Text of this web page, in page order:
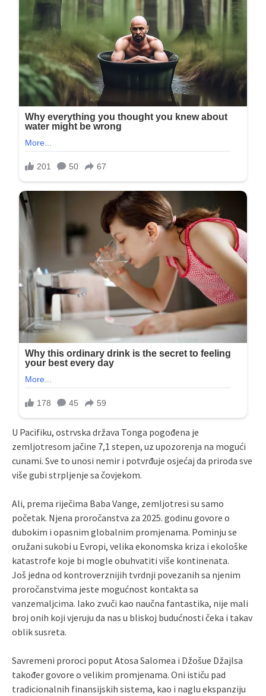
U Pacifiku, ostrvska država Tonga pogođena je
zemljotresom jačine 7,1 stepen, uz upozorenja na mogući
cunami. Sve to unosi nemir i potvrđuje osjećaj da priroda sve
više gubi strpljenje sa čovjekom.
Ali, prema riječima Baba Vange, zemljotresi su samo
početak. Njena proročanstva za 2025. godinu govore o
dubokim i opasnim globalnim promjenama. Pominju se
oružani sukobi u Evropi, velika ekonomska kriza i ekološke
katastrofe koje bi mogle obuhvatiti više kontinenata.
Još jedna od kontroverznijih tvrdnji povezanih sa njenim
proročanstvima jeste mogućnost kontakta sa
vanzemaljcima. Iako zvuči kao naučna fantastika, nije mali
broj onih koji vjeruju da nas u bliskoj budućnosti čeka i takav
oblik susreta.
Savremeni proroci poput Atosa Salomea i Džošue Džajlsa
također govore o velikim promjenama. Oni ističu pad
tradicionalnih finansijskih sistema, kao i naglu ekspanziju